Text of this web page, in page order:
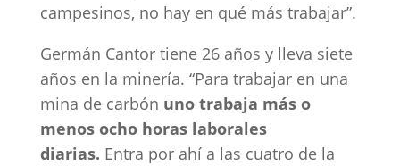
campesinos, no hay en qué más trabajar”.
Germán Cantor tiene 26 años y lleva siete
años en la minería. “Para trabajar en una
mina de carbón uno trabaja más o
menos ocho horas laborales
diarias. Entra por ahí a las cuatro de la